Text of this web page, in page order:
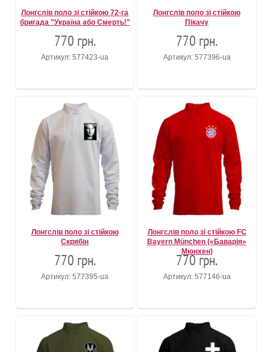
Лонгслів поло зі стійкою 72-га
бригада "Україна або Смерть!"
770 грн.
Артикул: 577423-ua
Лонгслів поло зі стійкою
Пікачу
770 грн.
Артикул: 577396-ua
Лонгслів поло зі стійкою
Скрябін
770 грн.
Артикул: 577395-ua
Лонгслів поло зі стійкою FC
Bayern München («Баварія»
Мюнхен)
770 грн.
Артикул: 577146-ua